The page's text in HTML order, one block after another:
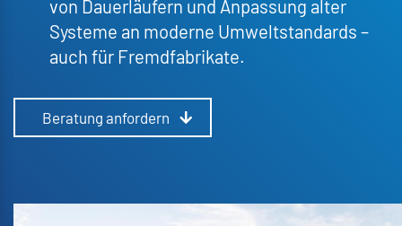
von Dauerläufern und Anpassung alter
Systeme an moderne Umweltstandards –
auch für Fremdfabrikate.
Beratung anfordern